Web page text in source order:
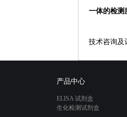
一体的检测
技术咨询及
产品中心
ELISA 试剂盒
生化检测试剂盒